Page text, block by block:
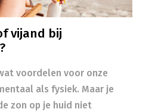
vijand bij
voordelen voor onze
als fysiek. Maar je
zon op je huid niet